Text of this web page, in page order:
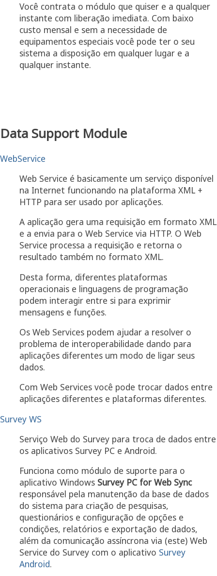
Você contrata o módulo que quiser e a qualquer
instante com liberação imediata. Com baixo
custo mensal e sem a necessidade de
equipamentos especiais você pode ter o seu
sistema a disposição em qualquer lugar e a
qualquer instante.
Data Support Module
WebService
Web Service é basicamente um serviço disponível
na Internet funcionando na plataforma XML +
HTTP para ser usado por aplicações.
A aplicação gera uma requisição em formato XML
e a envia para o Web Service via HTTP. O Web
Service processa a requisição e retorna o
resultado também no formato XML.
Desta forma, diferentes plataformas
operacionais e linguagens de programação
podem interagir entre si para exprimir
mensagens e funções.
Os Web Services podem ajudar a resolver o
problema de interoperabilidade dando para
aplicações diferentes um modo de ligar seus
dados.
Com Web Services você pode trocar dados entre
aplicações diferentes e plataformas diferentes.
Survey WS
Serviço Web do Survey para troca de dados entre
os aplicativos Survey PC e Android.
Funciona como módulo de suporte para o
aplicativo Windows Survey PC for Web Sync
responsável pela manutenção da base de dados
do sistema para criação de pesquisas,
questionários e configuração de opções e
condições, relatórios e exportação de dados,
além da comunicação assíncrona via (este) Web
Service do Survey com o aplicativo Survey
Android.